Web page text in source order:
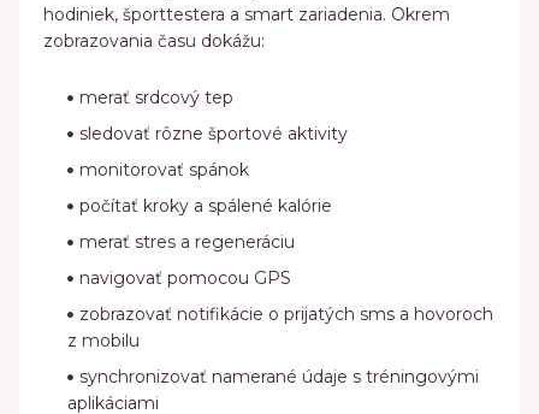
hodiniek, športtestera a smart zariadenia. Okrem
zobrazovania času dokážu:
merať srdcový tep
sledovať rôzne športové aktivity
monitorovať spánok
počítať kroky a spálené kalórie
merať stres a regeneráciu
navigovať pomocou GPS
zobrazovať notifikácie o prijatých sms a hovoroch
z mobilu
synchronizovať namerané údaje s tréningovými
aplikáciami